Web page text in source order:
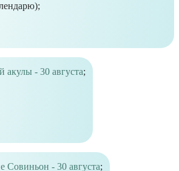
- 30 августа;
- 30 августа;